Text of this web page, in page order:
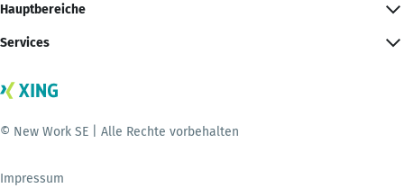
Hauptbereiche
Services
© New Work SE | Alle Rechte vorbehalten
Impressum